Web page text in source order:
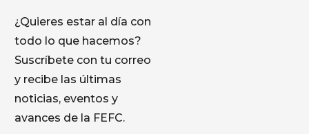
¿Quieres estar al día con
todo lo que hacemos?
Suscríbete con tu correo
y recibe las últimas
noticias, eventos y
avances de la FEFC.